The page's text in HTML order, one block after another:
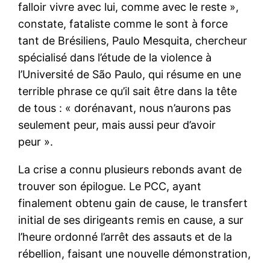
falloir vivre avec lui, comme avec le reste »,
constate, fataliste comme le sont à force
tant de Brésiliens, Paulo Mesquita, chercheur
spécialisé dans l’étude de la violence à
l’Université de São Paulo, qui résume en une
terrible phrase ce qu’il sait être dans la tête
de tous : « dorénavant, nous n’aurons pas
seulement peur, mais aussi peur d’avoir
peur ».
La crise a connu plusieurs rebonds avant de
trouver son épilogue. Le PCC, ayant
finalement obtenu gain de cause, le transfert
initial de ses dirigeants remis en cause, a sur
l’heure ordonné l’arrêt des assauts et de la
rébellion, faisant une nouvelle démonstration,